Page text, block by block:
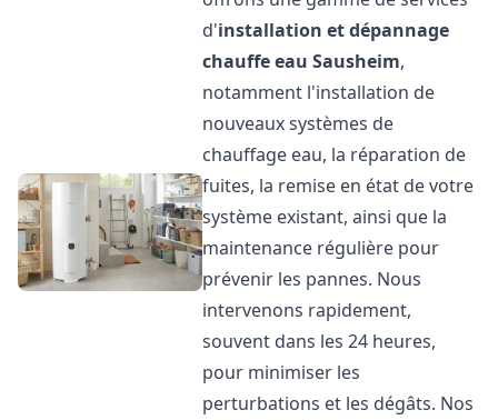
d'installation et dépannage
chauffe eau Sausheim,
notamment l'installation de
nouveaux systèmes de
chauffage eau, la réparation de
fuites, la remise en état de votre
système existant, ainsi que la
maintenance régulière pour
prévenir les pannes. Nous
intervenons rapidement,
souvent dans les 24 heures,
pour minimiser les
perturbations et les dégâts. Nos